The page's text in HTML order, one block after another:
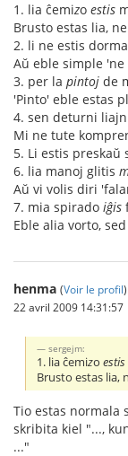
1. lia ĉemizo estis
Brusto estas lia,
2. li ne estis
Aŭ eble simple 'ne
3. per la pintoj de
'Pinto' eble estas
4. sen deturni
Mi ne tute
5. Li estis preskaŭ
6. lia manoj glitis
Aŭ vi volis diri
7. mia spirado iĝis
Eble alia vorto,
henma (Voir le profil)
22 avril 2009 14:31:57
sergejm:
1. lia ĉemizoestis
Brusto estas lia,
Tio estas normala
skribita kiel "...,
..."